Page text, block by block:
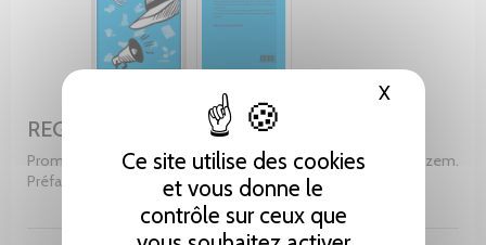
Ce site utilise des cookies
et vous donne le
contrôle sur ceux que
XMasquer
REGARDS CROISÉS SUR GENÈVE
Promenade littéraire. Illustrations et couverture de Pierre Wazem.
Préface de Darius Rochebin